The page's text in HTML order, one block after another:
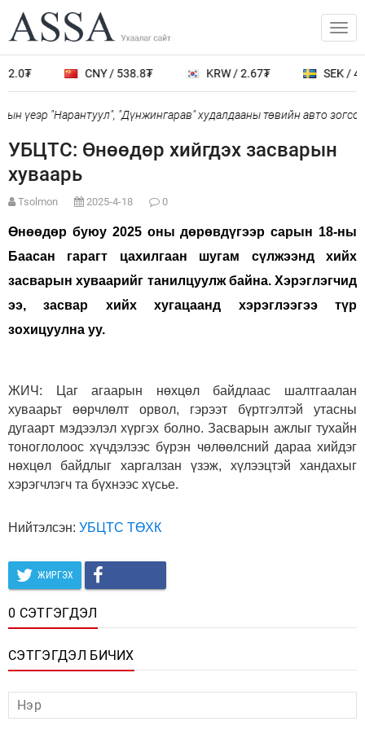
CNY / 538.8₮ KRW / 2.67₮ SEK /
үеэр "Нарантуул", "Дүнжингарав" худалдааны төвийн авто
УБЦТС: Өнөөдөр хийгдэх засварын
хуваарь
Tsolmon 2025-4-18 0
Өнөөдөр буюу 2025 оны дөрөвдүгээр сарын 18-ны
Баасан гарагт цахилгаан шугам сүлжээнд хийх
засварын хуваарийг танилцуулж байна. Хэрэглэгчид
ээ, засвар хийх хугацаанд хэрэглээгээ түр
зохицуулна уу.
ЖИЧ: Цаг агаарын нөхцөл байдлаас шалтгаалан
хуваарьт өөрчлөлт орвол, гэрээт бүртгэлтэй утасны
дугаарт мэдээлэл хүргэх болно. Засварын ажлыг тухайн
тоноглолоос хүчдэлээс бүрэн чөлөөлсний дараа хийдэг
нөхцөл байдлыг харгалзан үзэж, хүлээцтэй хандахыг
хэрэгчлэгч та бүхнээс хүсье.
Нийтэлсэн: УБЦТС ТӨХК
ЖИРГЭХ
0 СЭТГЭГДЭЛ
СЭТГЭГДЭЛ БИЧИХ